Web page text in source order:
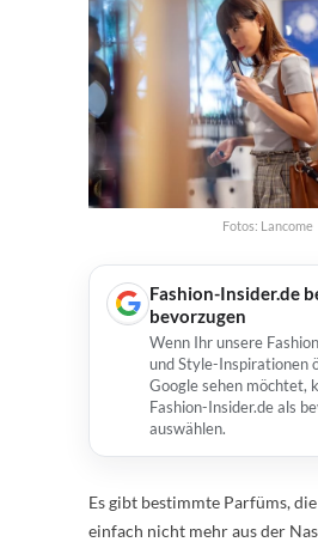
Fotos: Lancome
Fashion-Insider.de
bevorzugen
Wenn Ihr unsere
und Style-Inspirationen
Google sehen möchtet,
Fashion-Insider.de als
auswählen.
Es gibt bestimmte Parfüms,
einfach nicht mehr aus der